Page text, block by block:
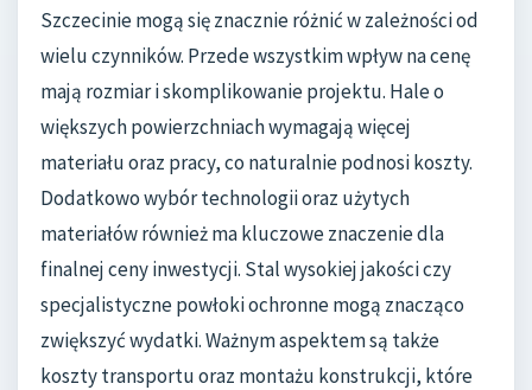
Szczecinie mogą się znacznie różnić w zależności od
wielu czynników. Przede wszystkim wpływ na cenę
mają rozmiar i skomplikowanie projektu. Hale o
większych powierzchniach wymagają więcej
materiału oraz pracy, co naturalnie podnosi koszty.
Dodatkowo wybór technologii oraz użytych
materiałów również ma kluczowe znaczenie dla
finalnej ceny inwestycji. Stal wysokiej jakości czy
specjalistyczne powłoki ochronne mogą znacząco
zwiększyć wydatki. Ważnym aspektem są także
koszty transportu oraz montażu konstrukcji, które